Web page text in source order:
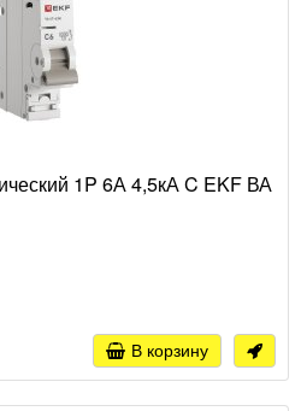
1P 6А 4,5кА C EKF ВА
В корзину